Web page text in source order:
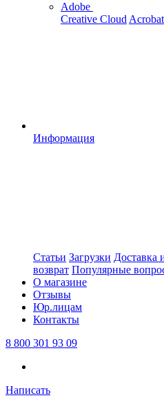
Adobe
Creative Cloud Acrobat
Информация
Статьи Загрузки Доставка
возврат Популярные
О магазине
Отзывы
Юр.лицам
Контакты
8 800 301 93 09
Написать